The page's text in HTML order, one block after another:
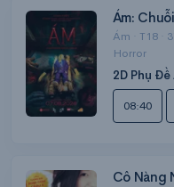
Ám:
Ám · T18 ·
Horror
2D Phụ Đề
08:40
Cô Nàng